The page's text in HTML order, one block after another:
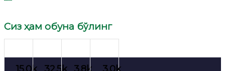
Сиз ҳам обуна бўлинг